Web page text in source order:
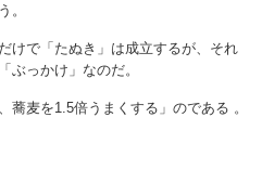
。
けで「たぬき」は成立するが、それ
ぶっかけ」なのだ。
蕎麦を1.5倍うまくする」のである 。